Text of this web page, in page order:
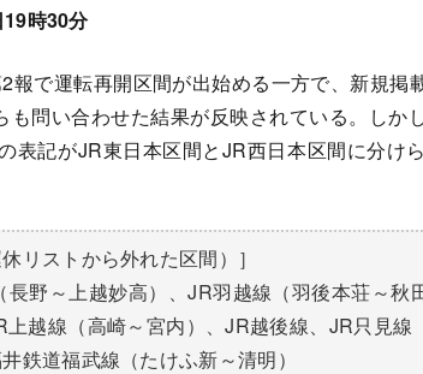
19時30分
報で運転再開区間が出始める一方で、新規掲
も問い合わせた結果が反映されている。しか
表記がJR東日本区間とJR西日本区間に分け
リストから外れた区間）］
長野～上越妙高）、JR羽越線（羽後本荘～秋
上越線（高崎～宮内）、JR越後線、JR只見
鉄道福武線（たけふ新～清明）